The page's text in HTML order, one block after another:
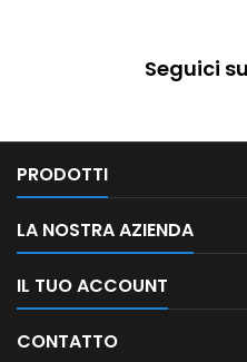
Seguici
PRODOTTI
LA NOSTRA AZIENDA
IL TUO ACCOUNT
CONTATTO